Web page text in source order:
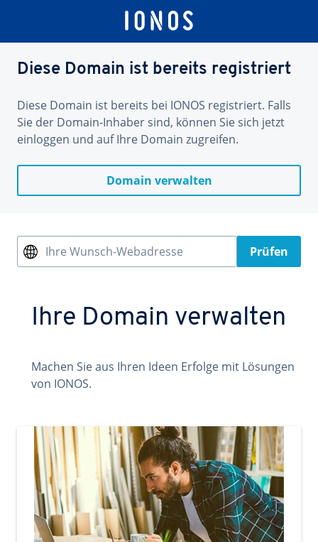
Diese Domain ist bereits registriert
Diese Domain ist bereits bei IONOS registriert. Falls
Sie der Domain-Inhaber sind, können Sie sich jetzt
einloggen und auf Ihre Domain zugreifen.
Domain verwalten
Ihre Wunsch-Webadresse Prüfen
Ihre Domain verwalten
Machen Sie aus Ihren Ideen Erfolge mit Lösungen
von IONOS.